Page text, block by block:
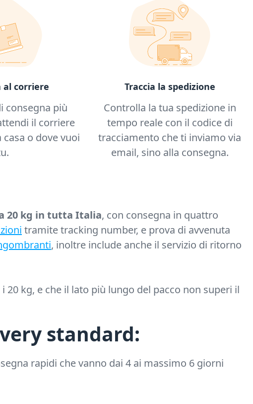
al corriere
consegna più
il corriere
o dove vuoi
Traccia la spedizione
Controlla la tua spedizione in
tempo reale con il codice di
tracciamento che ti inviamo via
email, sino alla consegna.
20 kg in tutta Italia, con consegna in quattro
tramite tracking number, e prova di avvenuta
, inoltre include anche il servizio di ritorno
kg, e che il lato più lungo del pacco non superi il
standard:
rapidi che vanno dai 4 ai massimo 6 giorni